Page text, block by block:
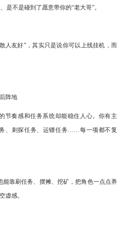
是不是碰到了愿意带你的“老大哥”。
人友好”，其实只是说你可以上线挂机，而
阵地
节奏感和任务系统却能稳住人心。你有主
、刺探任务、运镖任务……每一项都不复
能靠刷任务、摆摊、挖矿，把角色一点点养
虚感。